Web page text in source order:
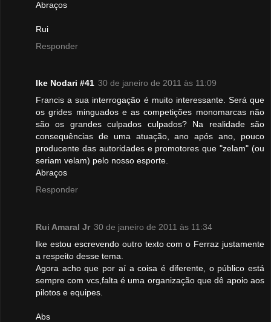
Abraços
Rui
Responder
Ike Nodari #41 30 de janeiro de 2011 às 11:09
Francis a sua interrogação é muito interessante. Será que
os grides minguados e as competições monomarcas não
são os grandes culpados culpados? Na realidade são
consequências de uma atuação, ano após ano, pouco
producente das autoridades e promotores que "zelam" (ou
seriam velam) pelo nosso esporte.
Abraços
Responder
Rui Amaral Jr 30 de janeiro de 2011 às 11:34
Ike estou escrevendo outro texto com o Ferraz justamente
a respeito desse tema.
Agora acho que por aí a coisa é diferente, o público está
sempre com vcs,falta é uma organização que dê apoio aos
pilotos e equipes.
Abs